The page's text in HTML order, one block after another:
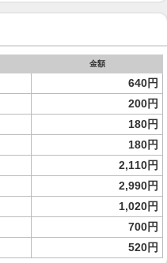
金額
640円
200円
180円
180円
2,110円
2,990円
1,020円
700円
520円